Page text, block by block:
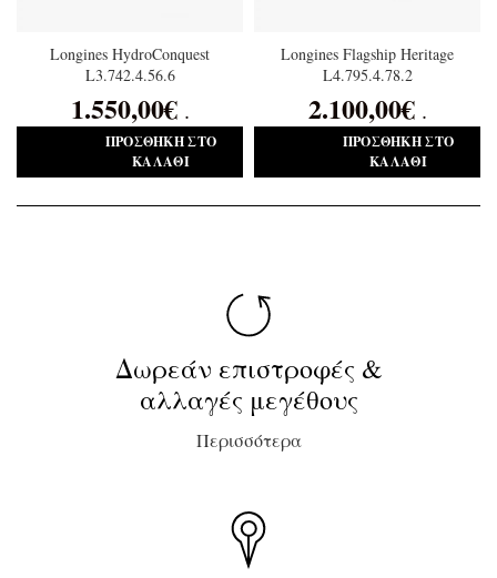
Longines HydroConquest
L3.742.4.56.6
1.550,00€ .
ΠΡΟΣΘΉΚΗ ΣΤΟ
ΚΑΛΆΘΙ
Longines Flagship Heritage
L4.795.4.78.2
2.100,00€ .
ΠΡΟΣΘΉΚΗ ΣΤΟ
ΚΑΛΆΘΙ
Δωρεάν επιστροφές &
αλλαγές μεγέθους
Περισσότερα